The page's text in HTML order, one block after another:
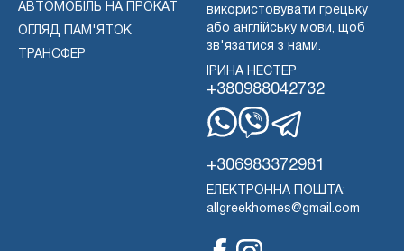
АВТОМОБІЛЬ НА ПРОКАТ
ОГЛЯД ПАМ'ЯТОК
ТРАНСФЕР
використовувати грецьку
або англійську мови, щоб
зв'язатися з нами.
ІРИНА НЕСТЕР
+380988042732
+306983372981
ЕЛЕКТРОННА ПОШТА:
allgreekhomes@gmail.com